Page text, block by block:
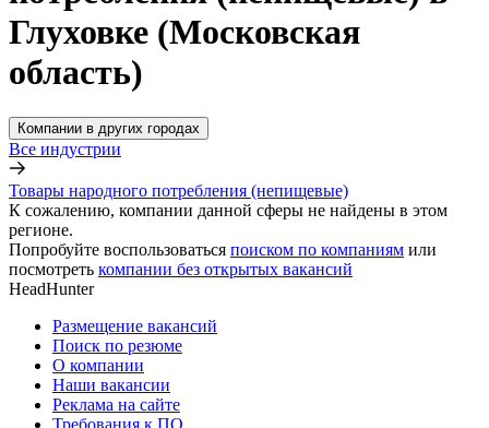
Глуховке (Московская
область)
Компании в других городах
Все индустрии
Товары народного потребления (непищевые)
К сожалению, компании данной сферы не найдены в этом
регионе.
Попробуйте воспользоваться поиском по компаниям или
посмотреть компании без открытых вакансий
HeadHunter
Размещение вакансий
Поиск по резюме
О компании
Наши вакансии
Реклама на сайте
Требования к ПО